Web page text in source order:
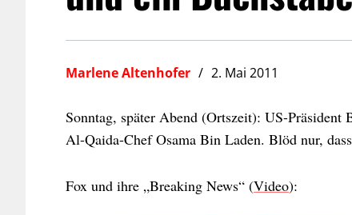
Marlene Altenhofer 2. Mai 2011
Sonntag, später Abend (Ortszeit): US-
Al-Qaida-Chef Osama Bin Laden. Blöd nur,
Fox und ihre „Breaking News“ (Video):